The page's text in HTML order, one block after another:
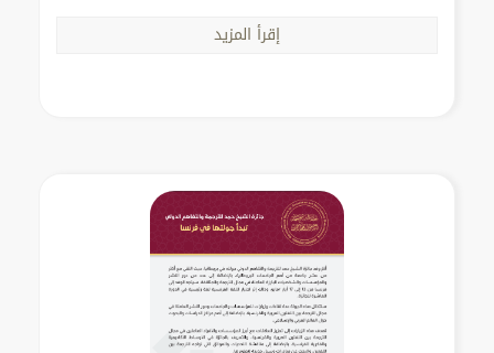
إقرأ المزيد